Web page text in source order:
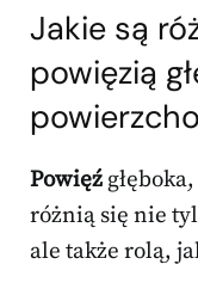
Jakie są
powięzią
Powięź
różnią się nie
ale także rolą,